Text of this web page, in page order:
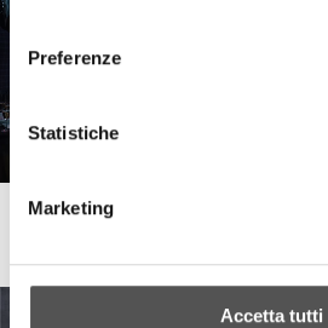
consenso
Preferenze
Statistiche
Marketing
Accetta tutti